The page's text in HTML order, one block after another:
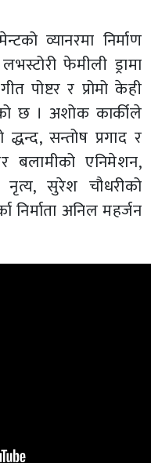
व्यानरमा निर्माण
फेमीली ड्रामा
पोष्टर र प्रोमो केही
छ । अशोक कार्कीले
सन्तोष प्रगाद र
बलामीको एनिमेशन,
सुरेश चौधरीको
अनिल महर्जन